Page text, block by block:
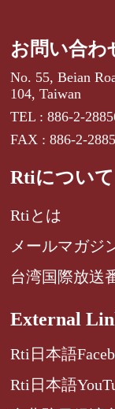
お問い合わ
No. 55, Beian
104, Taiwan
TEL : 886-2-
FAX : 886-2-
Rtiについて
Rtiとは
メールマガジ
台湾国際放送
External
Rti日本語
Rti日本語